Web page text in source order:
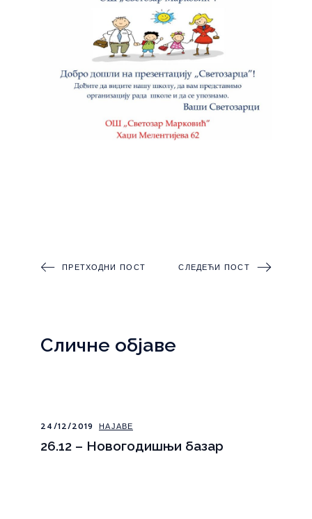
ПРЕТХОДНИ ПОСТ СЛЕДЕЋИ ПОСТ
Сличне објаве
24/12/2019 НАЈАВЕ
26.12 – Новогодишњи базар